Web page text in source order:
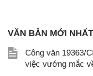
VĂN BẢN MỚI NHẤT
Công văn 19363/
việc vướng mắc